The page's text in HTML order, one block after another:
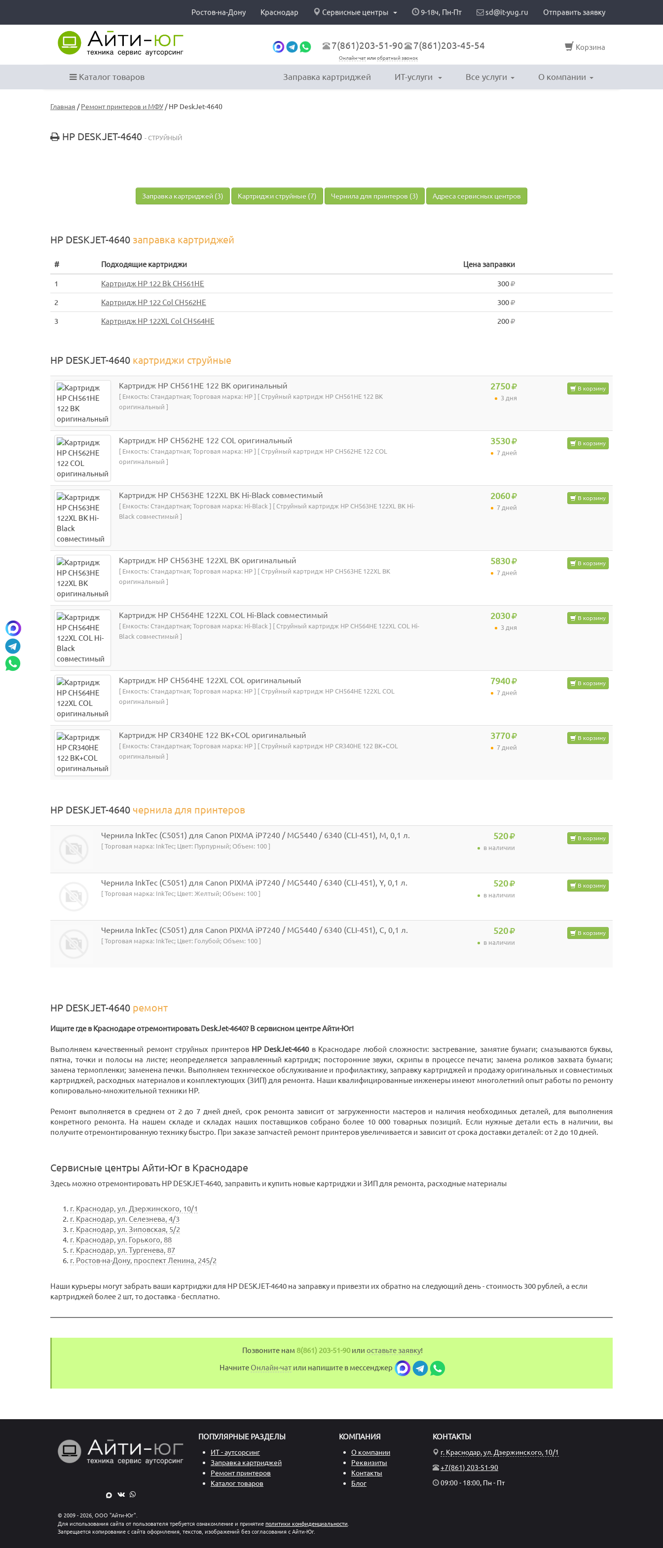
Ростов-на-Дону Краснодар Сервисные центры 9-18ч, Пн-Пт sd@it-yug.ru Отправить заявку
7(861)203-51-90 7(861)203-45-54
Онлайн-чатилиобратный звонок
Корзина
Каталог товаров Заправка картриджей ИТ-услуги Все услуги О компании
Главная /Ремонт принтеров и МФУ / HP DeskJet-4640
HP DESKJET-4640 - СТРУЙНЫЙ
Заправка картриджей (3) Картриджи струйные (7) Чернила для принтеров (3) Адреса сервисных центров
HP DESKJET-4640 заправка картриджей
# Подходящие картриджи Цена заправки
1 Картридж HP 122 Bk CH561HE 300
2 Картридж HP 122 Col CH562HE 300
3 Картридж HP 122XL Col CH564HE 200
HP DESKJET-4640 картриджи струйные
Картридж HP CH561HE 122 BK оригинальный
[ Емкость: Стандартная; Торговая марка: HP ] [ Струйный картридж HP CH561HE 122 BK
оригинальный ]
2750
3 дня
В корзину
Картридж HP CH562HE 122 COL оригинальный
[ Емкость: Стандартная; Торговая марка: HP ] [ Струйный картридж HP CH562HE 122 COL
оригинальный ]
3530
7 дней
В корзину
Картридж HP CH563HE 122XL BK Hi-Black совместимый
[ Емкость: Стандартная; Торговая марка: Hi-Black ] [ Струйный картридж HP CH563HE 122XL BK Hi-
Black совместимый ]
2060
7 дней
В корзину
Картридж HP CH563HE 122XL BK оригинальный
[ Емкость: Стандартная; Торговая марка: HP ] [ Струйный картридж HP CH563HE 122XL BK
оригинальный ]
5830
7 дней
В корзину
Картридж HP CH564HE 122XL COL Hi-Black совместимый
[ Емкость: Стандартная; Торговая марка: Hi-Black ] [ Струйный картридж HP CH564HE 122XL COL Hi-
Black совместимый ]
2030
3 дня
В корзину
Картридж HP CH564HE 122XL COL оригинальный
[ Емкость: Стандартная; Торговая марка: HP ] [ Струйный картридж HP CH564HE 122XL COL
оригинальный ]
7940
7 дней
В корзину
Картридж HP CR340HE 122 BK+COL оригинальный
[ Емкость: Стандартная; Торговая марка: HP ] [ Струйный картридж HP CR340HE 122 BK+COL
оригинальный ]
3770
7 дней
В корзину
HP DESKJET-4640 чернила для принтеров
Чернила InkTec (C5051) для Canon PIXMA iP7240 / MG5440 / 6340 (CLI-451), M, 0,1 л.
[ Торговая марка: InkTec; Цвет: Пурпурный; Объем: 100 ]
520
в наличии
В корзину
Чернила InkTec (C5051) для Canon PIXMA iP7240 / MG5440 / 6340 (CLI-451), Y, 0,1 л.
[ Торговая марка: InkTec; Цвет: Желтый; Объем: 100 ]
520
в наличии
В корзину
Чернила InkTec (C5051) для Canon PIXMA iP7240 / MG5440 / 6340 (CLI-451), C, 0,1 л.
[ Торговая марка: InkTec; Цвет: Голубой; Объем: 100 ]
520
в наличии
В корзину
HP DESKJET-4640 ремонт
Ищите где в Краснодаре отремонтировать DeskJet-4640? В сервисном центре Айти-Юг!
Выполняем качественный ремонт струйных принтеров HP DeskJet-4640в Краснодаре любой сложности: застревание, замятие бумаги; смазываются буквы,
пятна, точки и полосы на листе; неопределяется заправленный картридж; посторонние звуки, скрипы в процессе печати; замена роликов захвата бумаги;
замена термопленки; заменена печки. Выполняем техническое обслуживание и профилактику, заправку картриджей и продажу оригинальных и совместимых
картриджей, расходных материалов и комплектующих (ЗИП) для ремонта. Наши квалифицированные инженеры имеют многолетний опыт работы по ремонту
копировально-множительной техники HP.
Ремонт выполняется в среднем от 2 до 7 дней дней, срок ремонта зависит от загруженности мастеров и наличия необходимых деталей, для выполнения
конретного ремонта. На нашем складе и складах наших поставщиков собрано более 10 000 товарных позиций. Если нужные детали есть в наличии, вы
получите отремонтированную технику быстро. При заказе запчастей ремонт принтеров увеличивается и зависит от срока доставки деталей: от 2 до 10 дней.
Сервисные центры Айти-Юг в Краснодаре
Здесь можно отремонтировать HP DESKJET-4640, заправить и купить новые картриджи и ЗИП для ремонта, расходные материалы
г. Краснодар, ул. Дзержинского, 10/1
г. Краснодар, ул. Селезнева, 4/3
г. Краснодар, ул. Зиповская, 5/2
г. Краснодар, ул. Горького, 88
г. Краснодар, ул. Тургенева, 87
г. Ростов-на-Дону, проспект Ленина, 245/2
Наши курьеры могут забрать ваши картриджи для HP DESKJET-4640 на заправку и привезти их обратно на следующий день - стоимость 300 рублей, а если
картриджей более 2 шт, то доставка - бесплатно.
Позвоните нам 8(861) 203-51-90или оставьте заявку!
Начните Онлайн-чатили напишите в мессенджер
ПОПУЛЯРНЫЕ РАЗДЕЛЫ
ИТ - аутсорсинг
Заправка картриджей
Ремонт принтеров
Каталог товаров
КОМПАНИЯ
О компании
Реквизиты
Контакты
Блог
КОНТАКТЫ
г. Краснодар, ул. Дзержинского, 10/1
+7(861) 203-51-90
09:00 - 18:00, Пн - Пт
© 2009 - 2026, ООО "Айти-Юг".
Для использования сайта от пользователя требуется ознакомление и принятие политики конфиденциальности.
Запрещается копирование с сайта оформления, текстов, изображений без согласования с Айти-Юг.